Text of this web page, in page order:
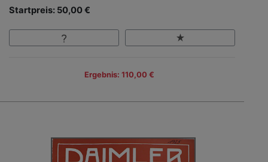
Startpreis: 50,00 €
Ergebnis: 110,00 €